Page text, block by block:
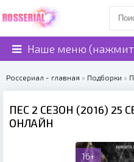
Наше меню
Россериал - главная » Подборки »
ПЕС 2 СЕЗОН (2016) 25
ОНЛАЙН
16+